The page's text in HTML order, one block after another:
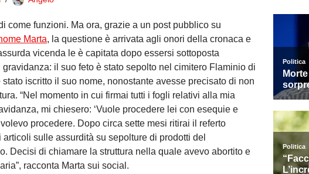
come funzioni. Ma ora, grazie a un post pubblico su
Marta, la questione è arrivata agli onori della cronaca e
vicenda le è capitata dopo essersi sottoposta
gravidanza: il suo feto è stato sepolto nel cimitero Flaminio di
iscritto il suo nome, nonostante avesse precisato di non
“Nel momento in cui firmai tutti i fogli relativi alla mia
mi chiesero: ‘Vuole procedere lei con esequie e
procedere. Dopo circa sette mesi ritirai il referto
sulle assurdità su sepolture di prodotti del
Decisi di chiamare la struttura nella quale avevo abortito e
racconta Marta sui social.